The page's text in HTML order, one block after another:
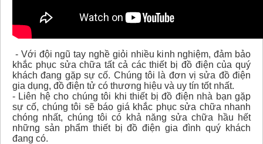
- Với đội ngũ tay nghề giỏi nhiều kinh nghiệm, đảm bảo
khắc phục sửa chữa tất cả các thiết bị đồ điện của quý
khách đang gặp sự cố. Chúng tôi là đơn vị sửa đồ điện
gia dụng, đồ điện tử có thương hiệu và uy tín tốt nhất.
- Liên hệ cho chúng tôi khi thiết bị đồ điện nhà bạn gặp
sự cố, chúng tôi sẽ báo giá khắc phục sửa chữa nhanh
chóng nhất, chúng tôi có khả năng sửa chữa hầu hết
những sản phẩm thiết bị đồ điện gia đình quý khách
đang có.